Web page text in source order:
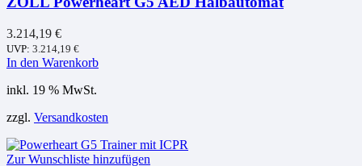
3.214,19 €
UVP: 3.214,19 €
In den Warenkorb
inkl. 19 % MwSt.
zzgl. Versandkosten
Zur Wunschliste hinzufügen